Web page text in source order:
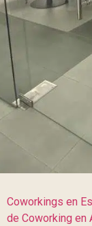
Coworkings en
de Coworking en